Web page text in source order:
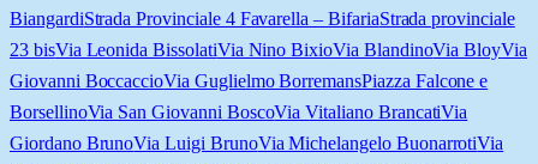
BiangardiStrada Provinciale 4 Favarella – BifariaStrada provinciale
23 bisVia Leonida BissolatiVia Nino BixioVia BlandinoVia BloyVia
Giovanni BoccaccioVia Guglielmo BorremansPiazza Falcone e
BorsellinoVia San Giovanni BoscoVia Vitaliano BrancatiVia
Giordano BrunoVia Luigi BrunoVia Michelangelo BuonarrotiVia